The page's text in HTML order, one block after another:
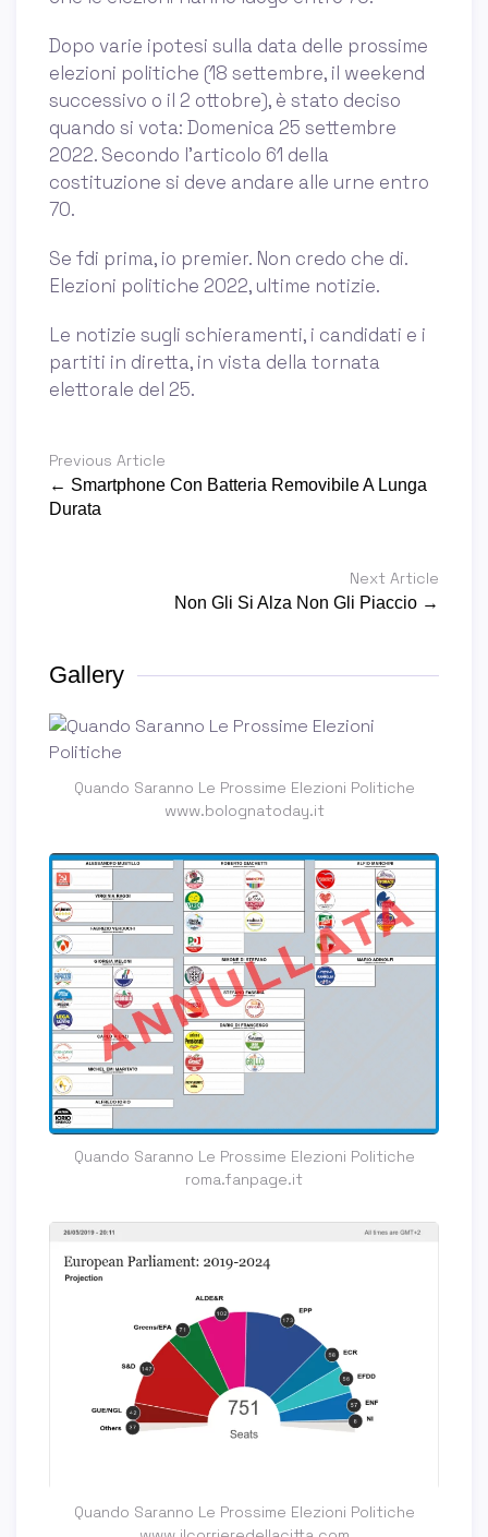
Dopo varie ipotesi sulla data delle prossime
elezioni politiche (18 settembre, il weekend
successivo o il 2 ottobre), è stato deciso
quando si vota: Domenica 25 settembre
2022. Secondo l’articolo 61 della
costituzione si deve andare alle urne entro
70.
Se fdi prima, io premier. Non credo che di.
Elezioni politiche 2022, ultime notizie.
Le notizie sugli schieramenti, i candidati e i
partiti in diretta, in vista della tornata
elettorale del 25.
Previous Article
← Smartphone Con Batteria Removibile A Lunga
Durata
Next Article
Non Gli Si Alza Non Gli Piaccio →
Gallery
Quando Saranno Le Prossime Elezioni Politiche
www.bolognatoday.it
Quando Saranno Le Prossime Elezioni Politiche
roma.fanpage.it
Quando Saranno Le Prossime Elezioni Politiche